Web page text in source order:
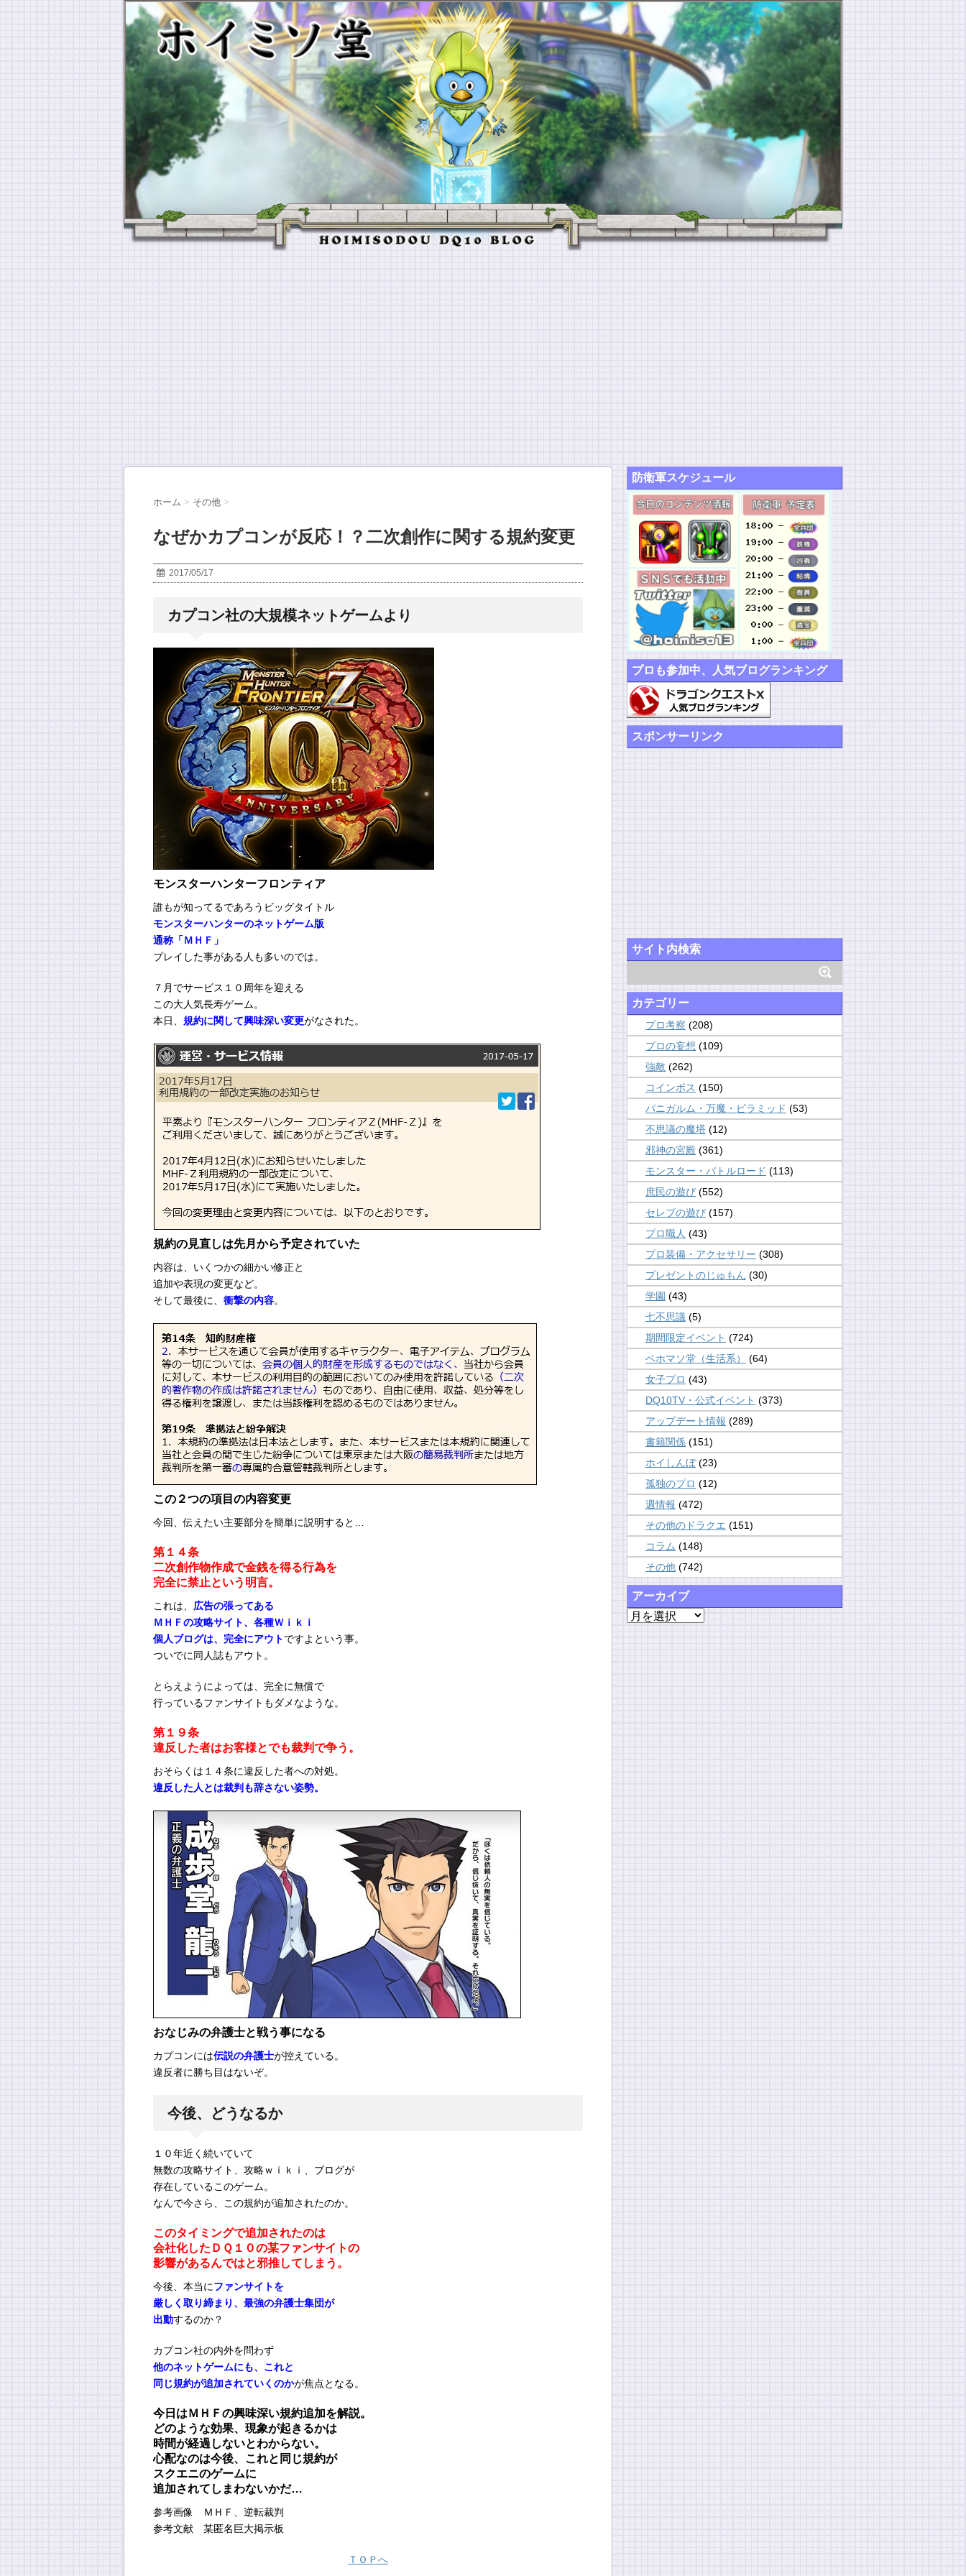
ホーム > その他 >
なぜかカプコンが反応！？二次創作に関する規約変更
2017/05/17
カプコン社の大規模ネットゲームより
モンスターハンターフロンティア
誰もが知ってるであろうビッグタイトル
モンスターハンターのネットゲーム版
通称「ＭＨＦ」
プレイした事がある人も多いのでは。
７月でサービス１０周年を迎える
この大人気長寿ゲーム。
本日、 規約に関して興味深い変更がなされた。
規約の見直しは先月から予定されていた
内容は、いくつかの細かい修正と
追加や表現の変更など。
そして最後に、 衝撃の内容。
この２つの項目の内容変更
今回、伝えたい主要部分を簡単に説明すると…
第１４条
二次創作物作成で金銭を得る行為を
完全に禁止という明言。
これは、 広告の張ってある
ＭＨＦの攻略サイト、各種Ｗｉｋｉ
個人ブログは、完全にアウトですよという事。
ついでに同人誌もアウト。
とらえようによっては、完全に無償で
行っているファンサイトもダメなような。
第１９条
違反した者はお客様とでも裁判で争う。
おそらくは１４条に違反した者への対処。
違反した人とは裁判も辞さない姿勢。
おなじみの弁護士と戦う事になる
カプコンには伝説の弁護士が控えている。
違反者に勝ち目はないぞ。
今後、どうなるか
１０年近く続いていて
無数の攻略サイト、攻略ｗｉｋｉ、ブログが
存在しているこのゲーム。
なんで今さら、この規約が追加されたのか。
このタイミングで追加されたのは
会社化したＤＱ１０の某ファンサイトの
影響があるんではと邪推してしまう。
今後、本当にファンサイトを
厳しく取り締まり、最強の弁護士集団が
出動するのか？
カプコン社の内外を問わず
他のネットゲームにも、これと
同じ規約が追加されていくのかが焦点となる。
今日はＭＨＦの興味深い規約追加を解説。
どのような効果、現象が起きるかは
時間が経過しないとわからない。
心配なのは今後、これと同じ規約が
スクエニのゲームに
追加されてしまわないかだ…
参考画像 ＭＨＦ、逆転裁判
参考文献 某匿名巨大掲示板
ＴＯＰへ
防衛軍スケジュール
プロも参加中、人気ブログランキング
スポンサーリンク
サイト内検索
カテゴリー
プロ考察 (208)
プロの妄想 (109)
強敵 (262)
コインボス (150)
パニガルム・万魔・ピラミッド (53)
不思議の魔塔 (12)
邪神の宮殿 (361)
モンスター・バトルロード (113)
庶民の遊び (552)
セレブの遊び (157)
プロ職人 (43)
プロ装備・アクセサリー (308)
プレゼントのじゅもん (30)
学園 (43)
七不思議 (5)
期間限定イベント (724)
ベホマソ堂（生活系）
(64)
女子プロ (43)
DQ10TV・公式イベント (373)
アップデート情報 (289)
書籍関係 (151)
ホイしんぼ(23)
孤独のプロ (12)
週情報 (472)
その他のドラクエ (151)
コラム (148)
その他 (742)
アーカイブ
ア